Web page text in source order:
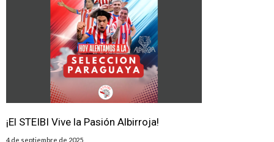
¡El STEIBI Vive la Pasión Albirroja!
4 de septiembre de 2025